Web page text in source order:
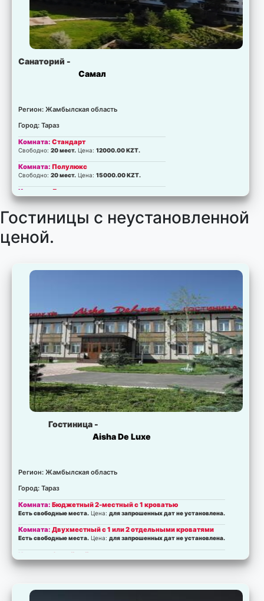
Санаторий -
Самал
Регион: Жамбылская область
Город: Тараз
Комната:Стандарт
Свободно:20 мест. Цена:12000.00 KZT.
Комната:Полулюкс
Свободно:20 мест. Цена:15000.00 KZT.
Комната: Люкс
Свободно:6 мест.Цена:20000.00 KZT.
Гостиницы с неустановленной
ценой.
Гостиница -
Aisha De Luxe
Регион: Жамбылская область
Город: Тараз
Комната:Бюджетный 2-местный с 1 кроватью
Есть свободные места. Цена:для запрошенных дат не установлена.
Комната:Двухместный с 1 или 2 отдельными кроватями
Есть свободные места. Цена:для запрошенных дат не установлена.
Комната: Семейный